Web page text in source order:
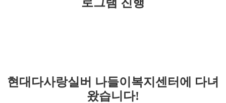
현대다사랑실버 나들이복지센터에 다녀
왔습니다!